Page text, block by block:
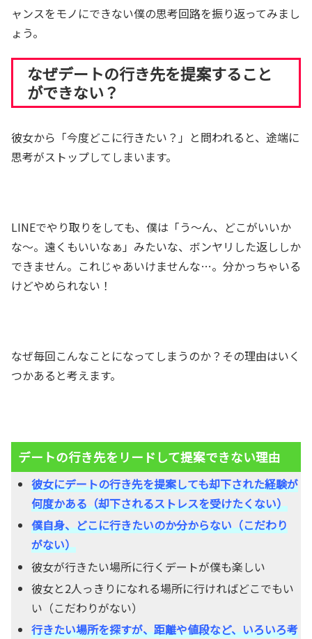
ャンスをモノにできない僕の思考回路を振り返ってみまし
ょう。
なぜデートの行き先を提案すること
ができない？
彼女から「今度どこに行きたい？」と問われると、途端に
思考がストップしてしまいます。
LINEでやり取りをしても、僕は「う～ん、どこがいいか
な～。遠くもいいなぁ」みたいな、ボンヤリした返ししか
できません。これじゃあいけませんな…。分かっちゃいる
けどやめられない！
なぜ毎回こんなことになってしまうのか？その理由はいく
つかあると考えます。
デートの行き先をリードして提案できない理由
彼女にデートの行き先を提案しても却下された経験が
何度かある（却下されるストレスを受けたくない）
僕自身、どこに行きたいのか分からない（こだわり
がない）
彼女が行きたい場所に行くデートが僕も楽しい
彼女と2人っきりになれる場所に行ければどこでもい
い（こだわりがない）
行きたい場所を探すが、距離や値段など、いろいろ考